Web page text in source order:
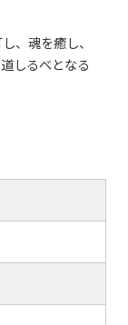
、魂を癒し、
しるべとなる